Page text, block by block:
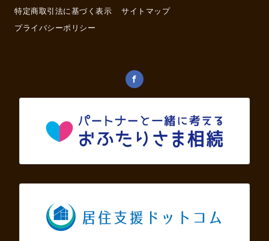
特定商取引法に基づく表示
サイトマップ
プライバシーポリシー